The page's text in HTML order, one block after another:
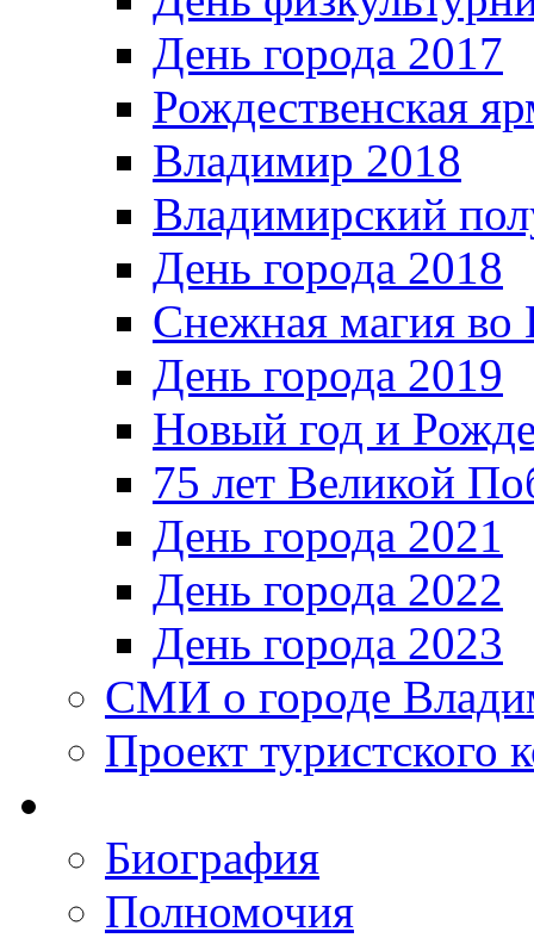
День города 2017
Рождественская
Владимир 2018
Владимирский
День города 2018
Снежная магия во
День города 2019
Новый год и
75 лет Великой
День города 2021
День города 2022
День города 2023
СМИ о городе
Проект туристского
Биография
Полномочия